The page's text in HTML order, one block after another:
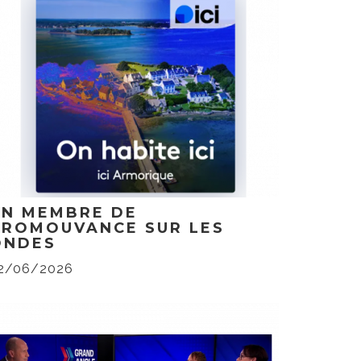
MEMBRE DE
SUR LES
06/2026